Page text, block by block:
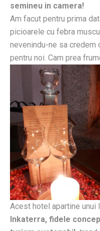
semineu in camera!
Am facut pentru prima
picioarele cu febra
nevenindu-ne sa credem
pentru noi. Cam prea
Acest hotel apartine unui
Inkaterra, fidele